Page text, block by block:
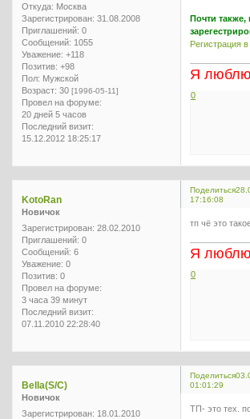
Откуда: Москва
Зарегистрирован: 31.08.2008
Приглашений: 0
Сообщений: 1055
Уважение: +118
Позитив: +98
Пол: Мужской
Возраст: 30 [1996-05-11]
Провел на форуме:
20 дней 5 часов
Последний визит:
15.12.2012 18:25:17
Почти также,
Регистрация в
Я
0
Поделиться
17:16:08
KotoRan
Новичок
Зарегистрирован: 28.02.2010
Приглашений: 0
Сообщений: 6
Уважение: 0
Позитив: 0
Провел на форуме:
3 часа 39 минут
Последний визит:
07.11.2010 22:28:40
тп чё это
Я
0
Поделиться
01:01:29
Bella(S/C)
Новичок
Зарегистрирован: 18.01.2010
ТП- это тех.